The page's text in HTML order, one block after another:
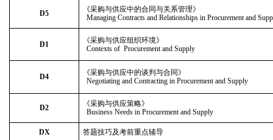
D5
《采购与供应中的合同与关系管理》
Managing Contracts and Relationships in Procurement and
D1
《采购与供应组织环境》
Contexts of Procurement and Supply
D4
《采购与供应中的谈判与合同》
Negotiating and Contracting in Procurement and Supply
D2
《采购与供应策略》
Business Needs in Procurement and Supply
DX 答题技巧及考前重点辅导